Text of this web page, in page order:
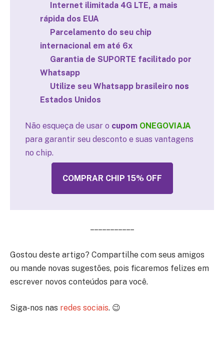
Internet ilimitada 4G LTE, a mais
rápida dos EUA
Parcelamento do seu chip
internacional em até 6x
Garantia de SUPORTE facilitado por
Whatsapp
Utilize seu Whatsapp brasileiro nos
Estados Unidos
Não esqueça de usar o cupom ONEGOVIAJA
para garantir seu desconto e suas vantagens
no chip.
COMPRAR CHIP 15% OFF
– – – – – – – – – – –
Gostou deste artigo? Compartilhe com seus amigos
ou mande novas sugestões, pois ficaremos felizes em
escrever novos conteúdos para você.
Siga-nos nas redes sociais. 😉